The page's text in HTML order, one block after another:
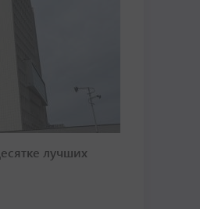
лучших